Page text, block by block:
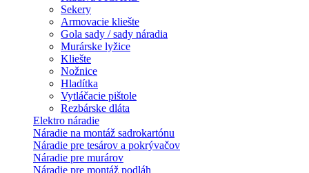
Sekery
Armovacie kliešte
Gola sady / sady náradia
Murárske lyžice
Kliešte
Nožnice
Hladítka
Vytláčacie pištole
Rezbárske dláta
Elektro náradie
Náradie na montáž sadrokartónu
Náradie pre tesárov a pokrývačov
Náradie pre murárov
Náradie pre montáž podláh